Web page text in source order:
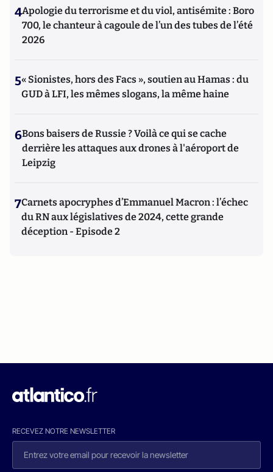
4Apologie du terrorisme et du viol, antisémite : Boro
700, le chanteur à cagoule de l’un des tubes de l’été
2026
5« Sionistes, hors des Facs », soutien au Hamas : du
GUD à LFI, les mêmes slogans, la même haine
6Bons baisers de Russie ? Voilà ce qui se cache
derrière les attaques aux drones à l'aéroport de
Leipzig
7Carnets apocryphes d’Emmanuel Macron : l’échec
du RN aux législatives de 2024, cette grande
déception - Episode 2
RECEVEZ NOTRE NEWSLETTER